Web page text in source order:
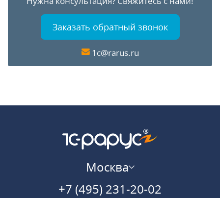
Заказать обратный звонок
1c@rarus.ru
Москва
+7 (495) 231-20-02